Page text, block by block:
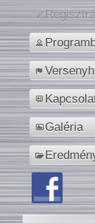
Galéria